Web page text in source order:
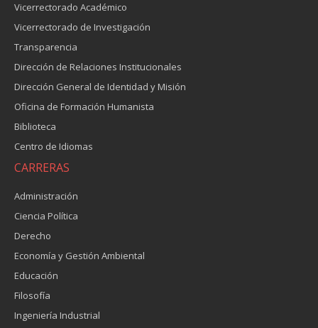
Vicerrectorado Académico
Vicerrectorado de Investigación
Transparencia
Dirección de Relaciones Institucionales
Dirección General de Identidad y Misión
Oficina de Formación Humanista
Biblioteca
Centro de Idiomas
CARRERAS
Administración
Ciencia Política
Derecho
Economía y Gestión Ambiental
Educación
Filosofía
Ingeniería Industrial